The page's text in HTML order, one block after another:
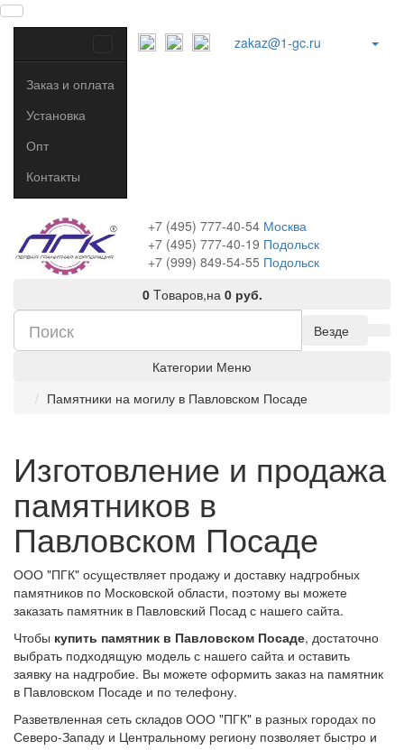
Заказ и оплата
Установка
Опт
Контакты
zakaz@1-gc.ru
+7 (495) 777-40-54 Москва
+7 (495) 777-40-19 Подольск
+7 (999) 849-54-55 Подольск
0 Tоваров,на 0 руб.
Везде
Категории Меню
Памятники на могилу в Павловском Посаде
Изготовление и продажа
памятников в
Павловском Посаде
ООО "ПГК" осуществляет продажу и доставку надгробных
памятников по Московской области, поэтому вы можете
заказать памятник в Павловский Посад с нашего сайта.
Чтобы купить памятник в Павловском Посаде, достаточно
выбрать подходящую модель с нашего сайта и оставить
заявку на надгробие. Вы можете оформить заказ на памятник
в Павловском Посаде и по телефону.
Разветвленная сеть складов ООО "ПГК" в разных городах по
Северо-Западу и Центральному региону позволяет быстро и